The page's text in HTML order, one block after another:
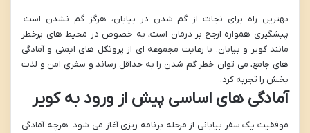
بهترین راه برای نجات از گم شدن در بیابان، هرگز گم نشدن است.
پیشگیری همواره ارجح بر درمان است، به خصوص در محیط های پرخطر
مانند کویر و بیابان. با رعایت مجموعه ای از پروتکل های ایمنی و آمادگی
های جامع، می توان خطر گم شدن را به حداقل رساند و سفری امن و لذت
بخش را تجربه کرد.
آمادگی های اساسی پیش از ورود به کویر
موفقیت یک سفر بیابانی از مرحله برنامه ریزی آغاز می شود. هرچه آمادگی